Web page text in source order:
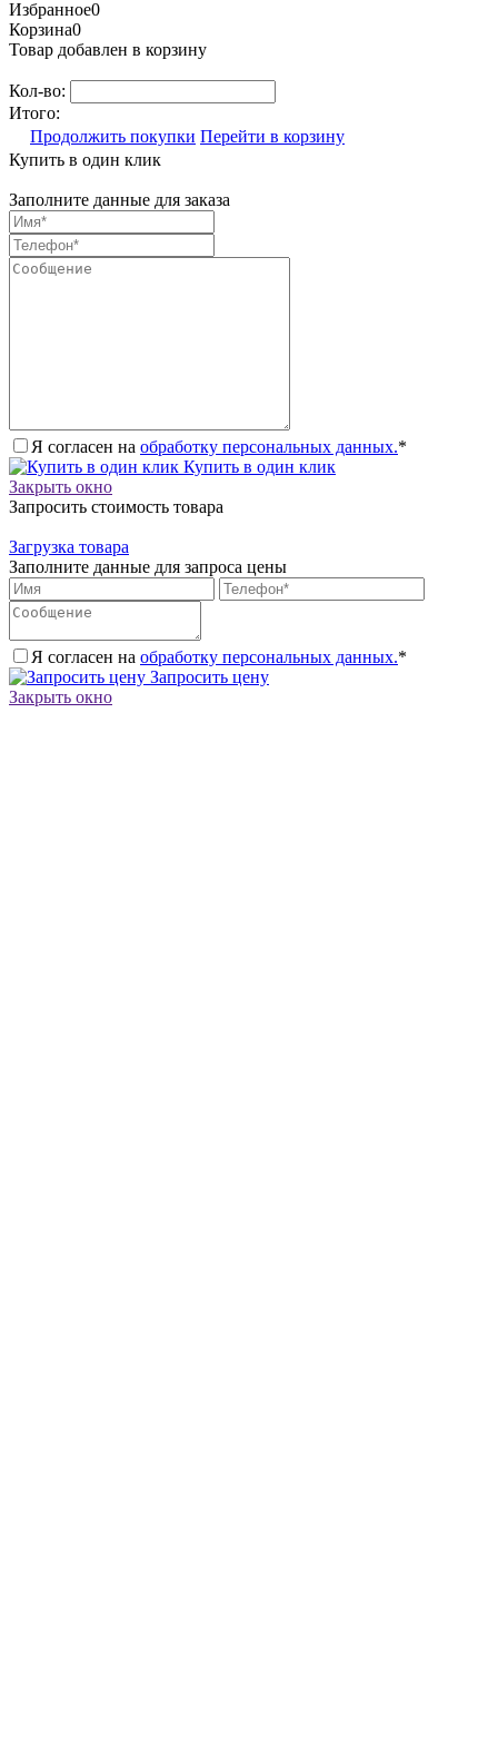
Избранное0
Корзина0
Товар добавлен в корзину
Кол-во:
Итого:
Продолжить покупки Перейти в корзину
Купить в один клик
Заполните данные для заказа
Я согласен на обработку персональных данных.*
Купить в один клик
Закрыть окно
Запросить стоимость товара
Загрузка товара
Заполните данные для запроса цены
Я согласен на обработку персональных данных.*
Запросить цену
Закрыть окно